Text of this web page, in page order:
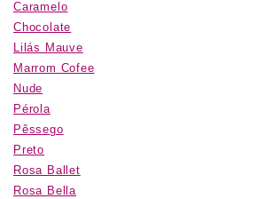
Caramelo
Chocolate
Lilás Mauve
Marrom Cofee
Nude
Pérola
Pêssego
Preto
Rosa Ballet
Rosa Bella